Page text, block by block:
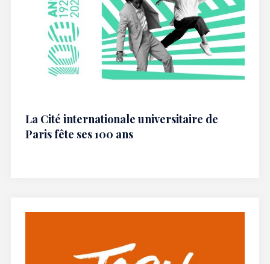
La Cité internationale universitaire de
Paris fête ses 100 ans